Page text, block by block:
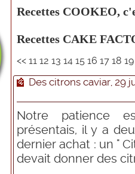
Recettes COOKEO,
Recettes CAKE
<< 11 12 13 14 15 16 17 18
Des citrons caviar, 29
Notre patience
présentais, il y a
dernier achat : un "
devait donner des